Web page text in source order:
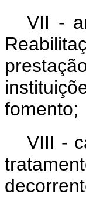
VII -
fomento;
VIII -